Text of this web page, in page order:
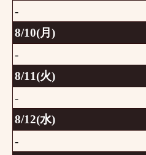
-
8/10(月)
-
8/11(火)
-
8/12(水)
-